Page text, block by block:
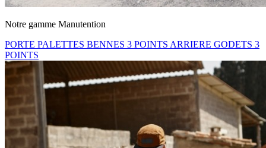
Notre gamme Manutention
PORTE PALETTES BENNES 3 POINTS ARRIERE GODETS 3
POINTS